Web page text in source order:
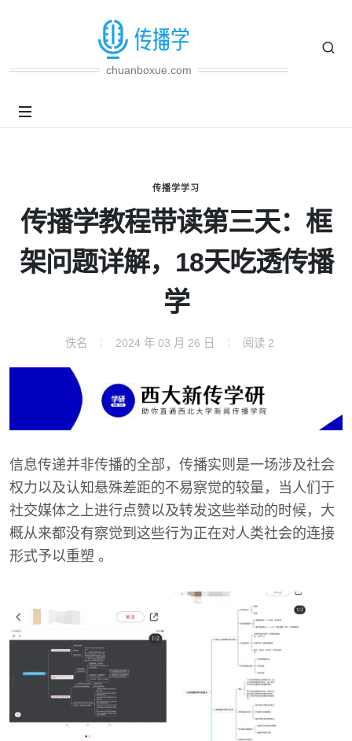
chuanboxue.com
传播学学习
传播学教程带读第三天：框
架问题详解，18天吃透传播
学
佚名 2024 年 03 月 26 日 阅读 2
信息传递并非传播的全部，传播实则是一场涉及社会
权力以及认知悬殊差距的不易察觉的较量，当人们于
社交媒体之上进行点赞以及转发这些举动的时候，大
概从来都没有察觉到这些行为正在对人类社会的连接
形式予以重塑 。